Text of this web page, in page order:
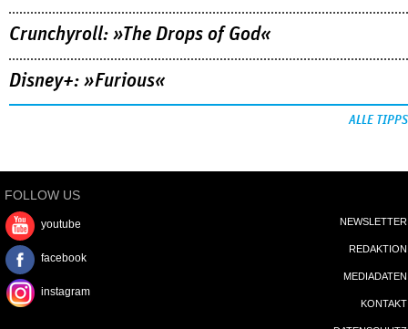
Crunchyroll: »The Drops of God«
Disney+: »Furious«
ALLE TIPPS
FOLLOW US
youtube
facebook
instagram
NEWSLETTER
REDAKTION
MEDIADATEN
KONTAKT